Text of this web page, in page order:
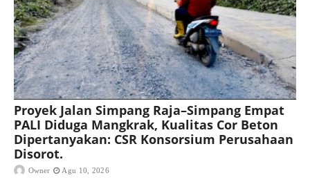
Proyek Jalan Simpang Raja–Simpang Empat
PALI Diduga Mangkrak, Kualitas Cor Beton
Dipertanyakan: CSR Konsorsium Perusahaan
Disorot.
Owner Agu 10, 2026